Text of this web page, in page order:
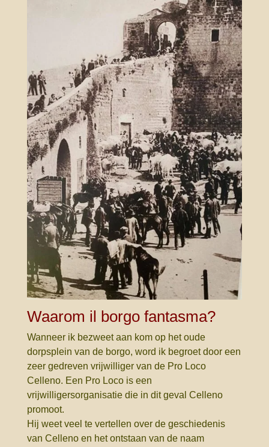
Waarom il borgo fantasma?
Wanneer ik bezweet aan kom op het oude
dorpsplein van de borgo, word ik begroet door een
zeer gedreven vrijwilliger van de Pro Loco
Celleno. Een Pro Loco is een
vrijwilligersorganisatie die in dit geval Celleno
promoot.
Hij weet veel te vertellen over de geschiedenis
van Celleno en het ontstaan van de naam